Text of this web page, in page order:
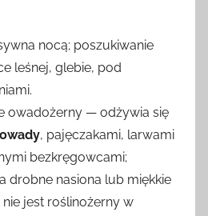
nocą; poszukiwanie
leśnej, glebie, pod
owadożerny — odżywia się
owady, pajęczakami, larwami
bezkręgowcami;
drobne nasiona lub miękkie
jest roślinożerny w